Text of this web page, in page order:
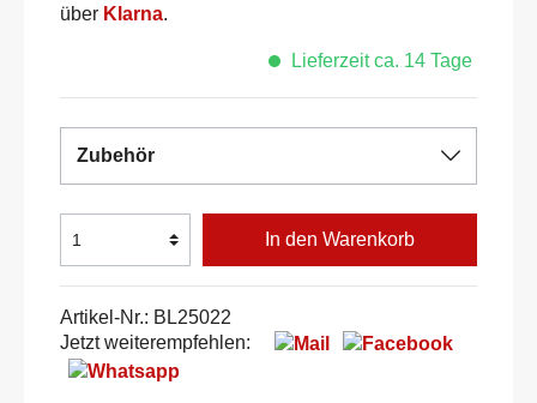
über Klarna.
Lieferzeit ca. 14 Tage
Zubehör
In den Warenkorb
Artikel-Nr.: BL25022
Jetzt weiterempfehlen: